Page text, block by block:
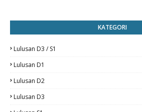
KATEGORI
Lulusan D3 / S1
Lulusan D1
Lulusan D2
Lulusan D3